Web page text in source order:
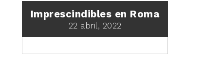
Imprescindibles en Roma
22 abril, 2022